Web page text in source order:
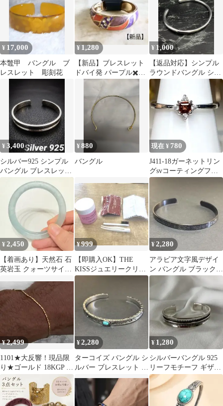
¥ 17,000
本鼈甲 バングル ブ
レスレット 彫刻花
¥ 1,280
【新品】ブレスレット
ドバイ発 パープル✖️オ
レンジ
¥ 1,000
【返品対応】シンプル
ラウンドバングル シル
バー メンズ レディー
ス アクセサリー
¥3,400
シルバー925 シンプル
バングル ブレスレット
ユニセックス ヴィンテ
¥880
バングル
現在 ¥ 780
J411-18ガーネットリン
グsvコーティングフリ
ーサイズ
¥2,450
【着画あり】天然石 石
英岩玉 クォーツサイト
54.5mm
¥999
【即購入OK】THE
KISSジュエリークリー
ンキット送料無料
¥2,280
アラビア文字風デザイ
ン バングル ブラック
メンズ レディース
¥2,499
1101★大反響！現品限
り★ゴールド 18KGP ブ
レスレット 極細 男女兼
用
¥2,280
ターコイズ バングル シ
ルバー ブレスレット メ
ンズ レディース
¥ 1,280
シルバーバングル 925
リーフモチーフ ギザギ
ザ柄 ブレスレット フリ
ーサイズ